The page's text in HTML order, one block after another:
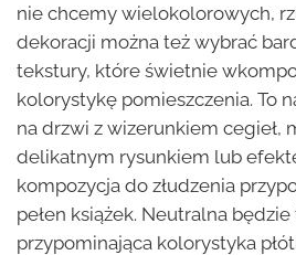
nie chcemy wielokolorowych,
dekoracji można też wybrać
tekstury, które świetnie
kolorystykę pomieszczenia. To
na drzwi z wizerunkiem cegieł,
delikatnym rysunkiem lub
kompozycja do złudzenia
pełen książek. Neutralna
przypominająca kolorystyka